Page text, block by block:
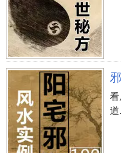
六、眼眉粗浓
眼眉在脸相中一般
和亲人内在联系。眼
眼眉长得又粗又浓得
为人处事不够圆滑豁
性的女士很有责任感，
看
道